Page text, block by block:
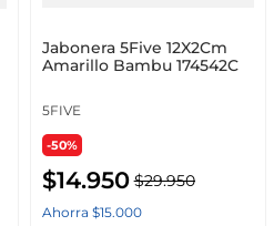
Jabonera 5Five 12X2Cm
Amarillo Bambu 174542C
5FIVE
-50%
$14.950 $29.950
Ahorra $15.000